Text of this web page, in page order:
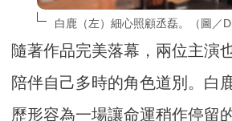
白鹿（左）細心照顧丞磊。（圖／
隨著作品完美落幕，兩位主演
陪伴自己多時的角色道別。白
歷形容為一場讓命運稍作停留